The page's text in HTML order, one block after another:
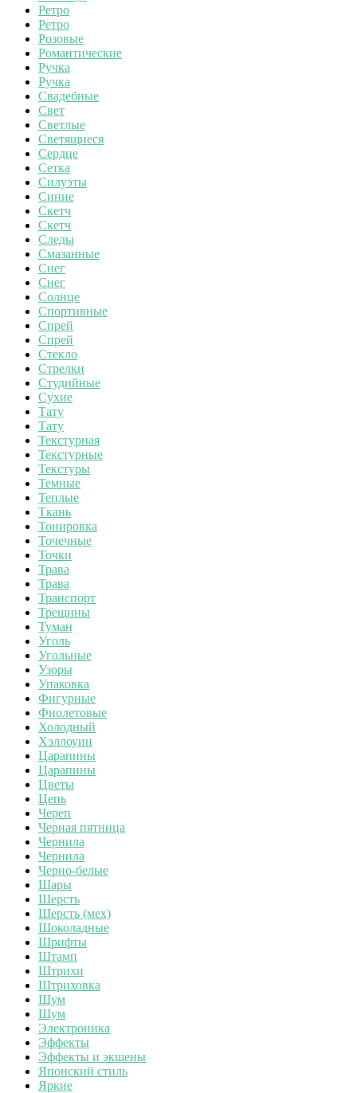
Ретро
Ретро
Розовые
Романтические
Ручка
Ручка
Свадебные
Свет
Светлые
Светящиеся
Сердце
Сетка
Силуэты
Синие
Скетч
Скетч
Следы
Смазанные
Снег
Снег
Солнце
Спортивные
Спрей
Спрей
Стекло
Стрелки
Студийные
Сухие
Тату
Тату
Текстурная
Текстурные
Текстуры
Темные
Теплые
Ткань
Тонировка
Точечные
Точки
Трава
Трава
Транспорт
Трещины
Туман
Уголь
Угольные
Узоры
Упаковка
Фигурные
Фиолетовые
Холодный
Хэллоуин
Царапины
Царапины
Цветы
Цепь
Череп
Черная пятница
Чернила
Чернила
Черно-белые
Шары
Шерсть
Шерсть (мех)
Шоколадные
Шрифты
Штамп
Штрихи
Штриховка
Шум
Шум
Электроника
Эффекты
Эффекты и экшены
Японский стиль
Яркие